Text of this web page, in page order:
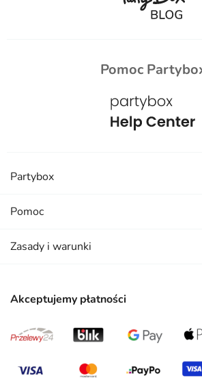
Pomoc
Akceptujemy płatności
Partybox
Pomoc
Zasady i warunki